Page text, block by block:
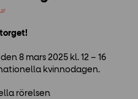
8 mars 2025 kl. 12 – 16
kvinnodagen.
rörelsen